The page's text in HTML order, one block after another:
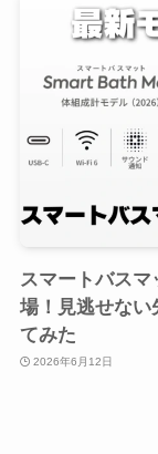
スマートバス
場！見逃せない
てみた
2026年6月12日